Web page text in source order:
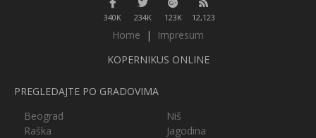
340K 234K 123K 12,123
Home |
Impresum
KOPERNIKUS ONLINE
PREGLEDAJTE PO GRADOVIMA
Beograd
Niš
Raška
Jagodina